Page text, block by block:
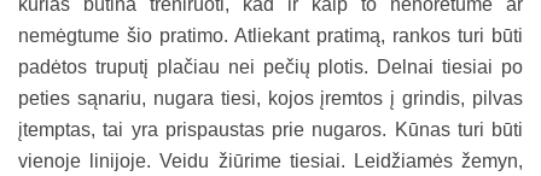
nemėgtume šio pratimo. Atliekant pratimą, rankos turi būti
padėtos truputį plačiau nei pečių plotis. Delnai tiesiai po
peties sąnariu, nugara tiesi, kojos įremtos į grindis, pilvas
įtemptas, tai yra prispaustas prie nugaros. Kūnas turi būti
vienoje linijoje. Veidu žiūrime tiesiai. Leidžiamės žemyn,